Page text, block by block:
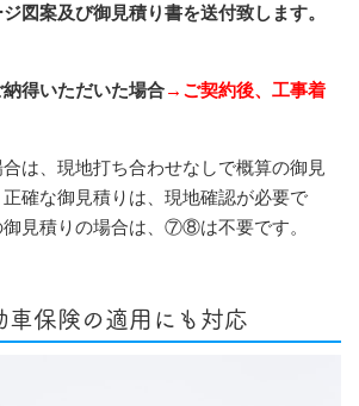
図案及び御見積り書を送付致します。
得いただいた場合→ご契約後、工事着
は、現地打ち合わせなしで概算の御見
確な御見積りは、現地確認が必要で
見積りの場合は、⑦⑧は不要です。
車保険の適用にも対応